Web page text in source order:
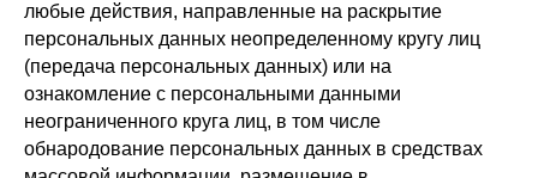
любые действия, направленные на раскрытие
персональных данных неопределенному кругу лиц
(передача персональных данных) или на
ознакомление с персональными данными
неограниченного круга лиц, в том числе
обнародование персональных данных в средствах